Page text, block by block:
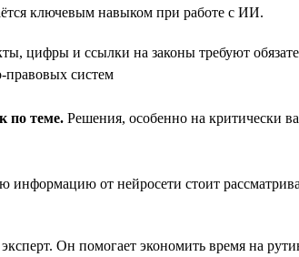
ключевым навыком при работе с ИИ.
цифры и ссылки на законы требуют
правовых систем
по теме. Решения, особенно на критически
информацию от нейросети стоит
Он помогает экономить время на